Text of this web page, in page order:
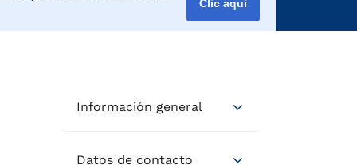
Clic aquí
Información general
Datos de contacto